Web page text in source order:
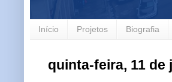
Início Projetos Biografia
quinta-feira, 11 de